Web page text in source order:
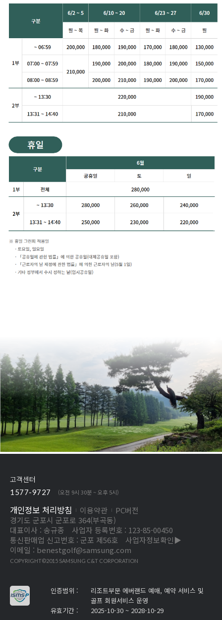
고객센터
1577-9727 (오전 9시 30분 ~ 오후 5시)
개인정보 처리방침 이용약관
PC버전
경기도 군포시 군포로 364(부곡동)
대표이사 : 송규종
사업자 등록번호 : 123-85-00450
통신판매업 신고번호 : 군포 제56호
사업자정보확인▶
이메일 : benestgolf@samsung.com
COPYRIGHT©2015 SAMSUNG C&T CORPORATION
인증범위 :
리조트부문 에버랜드 예매, 예약 서비스 및
골프 회원서비스 운영
유효기간 :
2025-10-30 ~ 2028-10-29